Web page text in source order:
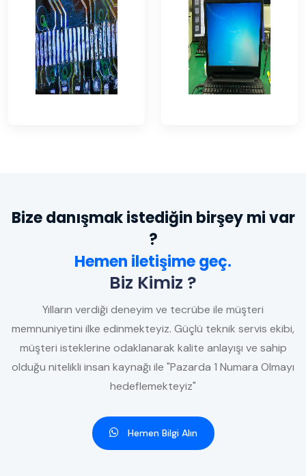
Bize danışmak istediğin birşey mi var
?
Hemen iletişime geç.
Biz Kimiz ?
Yılların verdiği deneyim ve tecrübe ile müşteri
memnuniyetini ilke edinmekteyiz. Güçlü teknik servis ekibi,
müşteri isteklerine odaklanarak kalite anlayışı ve sahip
olduğu nitelikli insan kaynağı ile "Pazarda 1 Numara Olmayı
hedeflemekteyiz"
Hemen Bilgi Alın